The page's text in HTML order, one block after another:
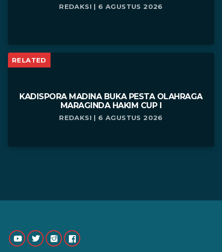
REDAKSI | 6 AGUSTUS 2026
RELATED
KADISPORA MADINA BUKA PESTA OLAHRAGA
MARAGINDA HAKIM CUP I
REDAKSI | 6 AGUSTUS 2026